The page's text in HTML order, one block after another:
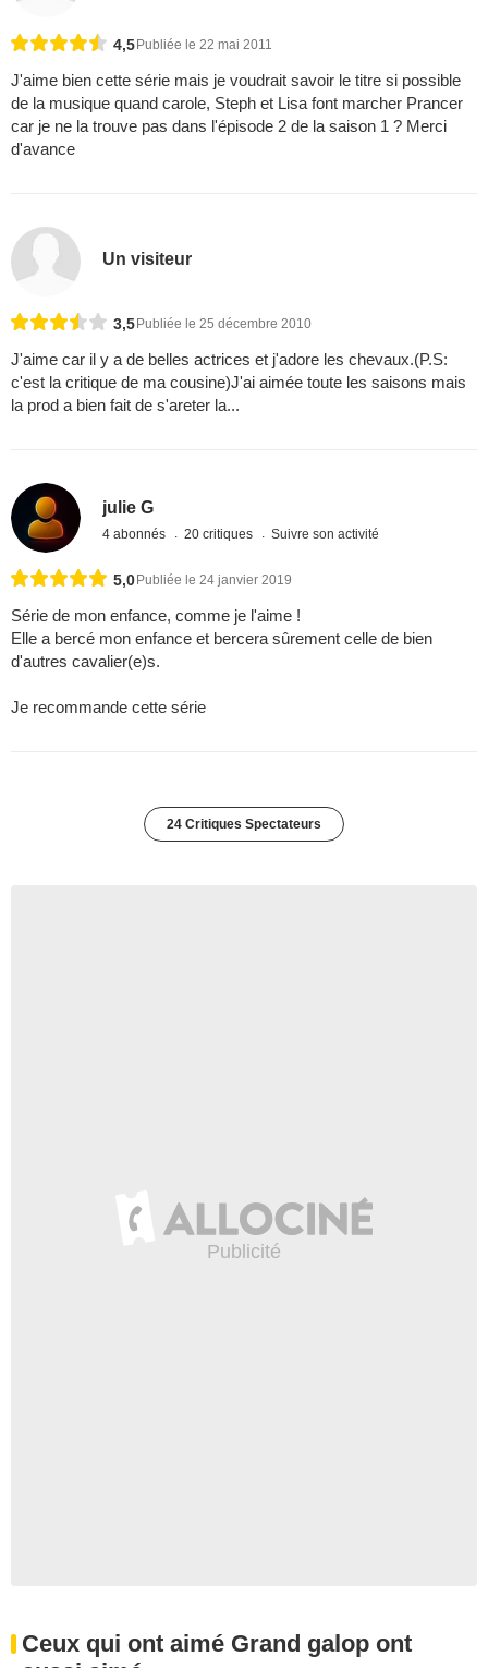
4,5Publiée le 22 mai 2011
J'aime bien cette série mais je voudrait savoir le titre si possible
de la musique quand carole, Steph et Lisa font marcher Prancer
car je ne la trouve pas dans l'épisode 2 de la saison 1 ? Merci
d'avance
Un visiteur
3,5Publiée le 25 décembre 2010
J'aime car il y a de belles actrices et j'adore les chevaux.(P.S:
c'est la critique de ma cousine)J'ai aimée toute les saisons mais
la prod a bien fait de s'areter la...
julie G
4 abonnés 20 critiques Suivre son activité
5,0 Publiée le 24 janvier 2019
Série de mon enfance, comme je l'aime !
Elle a bercé mon enfance et bercera sûrement celle de bien
d'autres cavalier(e)s.
Je recommande cette série
24 Critiques Spectateurs
Ceux qui ont aimé Grand galop ont